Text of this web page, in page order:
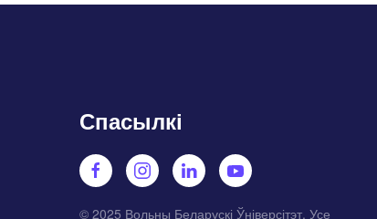
Спасылкі
© 2025 Вольны Беларускі Ўніверсітэт. Усе